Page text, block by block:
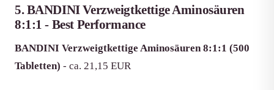
5. BANDINI Verzweigtkettige Aminosäuren
8:1:1 - Best Performance
BANDINI Verzweigtkettige Aminosäuren 8:1:1 (500
Tabletten) - ca. 21,15 EUR